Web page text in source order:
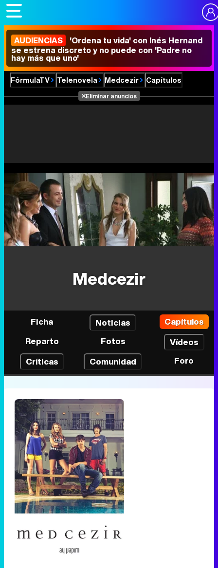
AUDIENCIAS 'Ordena tu vida' con Inés Hernand
se estrena discreto y no puede con 'Padre no
hay más que uno'
FórmulaTV Telenovela Medcezir Capítulos
Eliminar anuncios
Medcezir
Ficha Noticias
Capítulos
Reparto
Fotos
Vídeos
Críticas
Comunidad Foro